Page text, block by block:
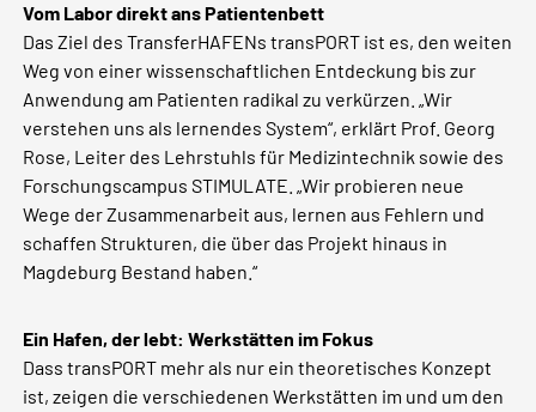
Vom Labor direkt ans Patientenbett
Das Ziel des TransferHAFENs transPORT ist es, den weiten
Weg von einer wissenschaftlichen Entdeckung bis zur
Anwendung am Patienten radikal zu verkürzen. „Wir
verstehen uns als lernendes System“, erklärt Prof. Georg
Rose, Leiter des Lehrstuhls für Medizintechnik sowie des
Forschungscampus STIMULATE. „Wir probieren neue
Wege der Zusammenarbeit aus, lernen aus Fehlern und
schaffen Strukturen, die über das Projekt hinaus in
Magdeburg Bestand haben.“
Ein Hafen, der lebt: Werkstätten im Fokus
Dass transPORT mehr als nur ein theoretisches Konzept
ist, zeigen die verschiedenen Werkstätten im und um den